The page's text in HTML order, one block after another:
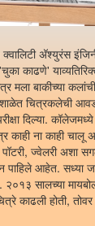
अ‍ॅश्युरंस
काढणे'
मला बाकीच्या
चित्रकलेची
दिल्या.
काही ना काही
ज्वेलरी अशा
पाहिले आहेत. सध्या
सालच्या
काढली होती,